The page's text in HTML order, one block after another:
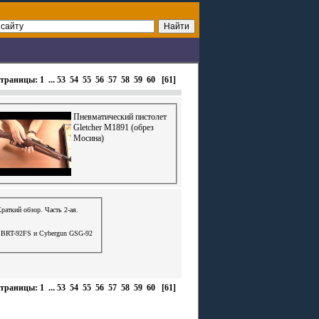
1 ... 53 54 55 56 57 58 59 60 [61]
Пневматический пистолет
Gletcher M1891 (обрез
Мосина)
обзор. Часть 2-ая.
92FS и Cybergun GSG-92
1 ... 53 54 55 56 57 58 59 60 [61]